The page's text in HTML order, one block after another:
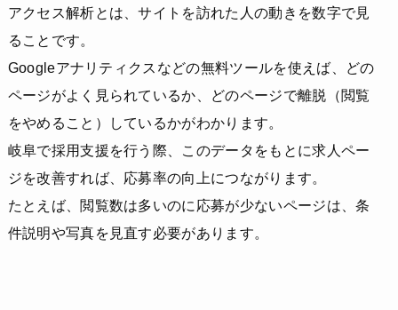
アクセス解析とは、サイトを訪れた人の動きを数字で見
ることです。
Googleアナリティクスなどの無料ツールを使えば、どの
ページがよく見られているか、どのページで離脱（閲覧
をやめること）しているかがわかります。
岐阜で採用支援を行う際、このデータをもとに求人ペー
ジを改善すれば、応募率の向上につながります。
たとえば、閲覧数は多いのに応募が少ないページは、条
件説明や写真を見直す必要があります。